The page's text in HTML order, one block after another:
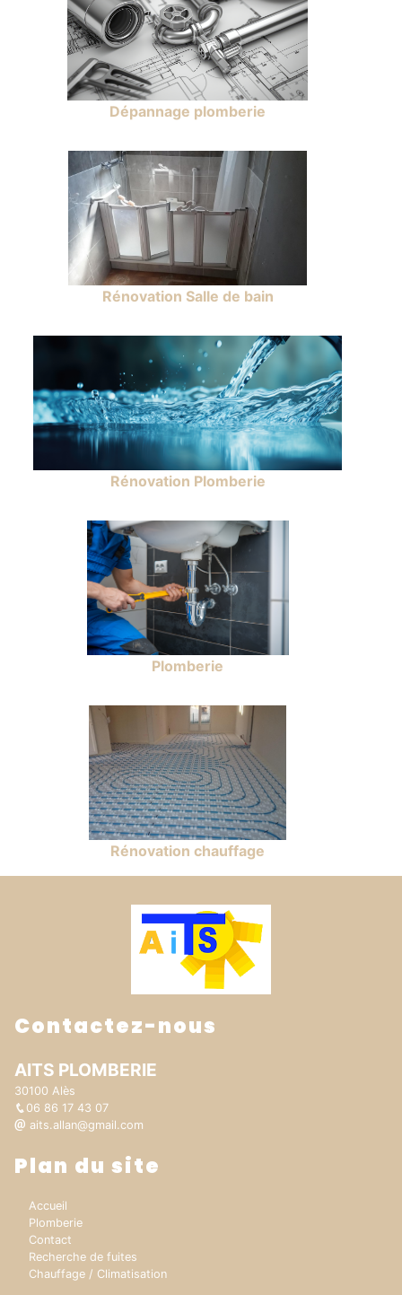
Dépannage plomberie
Rénovation Salle de bain
Rénovation Plomberie
Plomberie
Rénovation chauffage
Contactez-nous
AITS PLOMBERIE
30100 Alès
06 86 17 43 07
aits.allan@gmail.com
Plan du site
Accueil
Plomberie
Contact
Recherche de fuites
Chauffage / Climatisation